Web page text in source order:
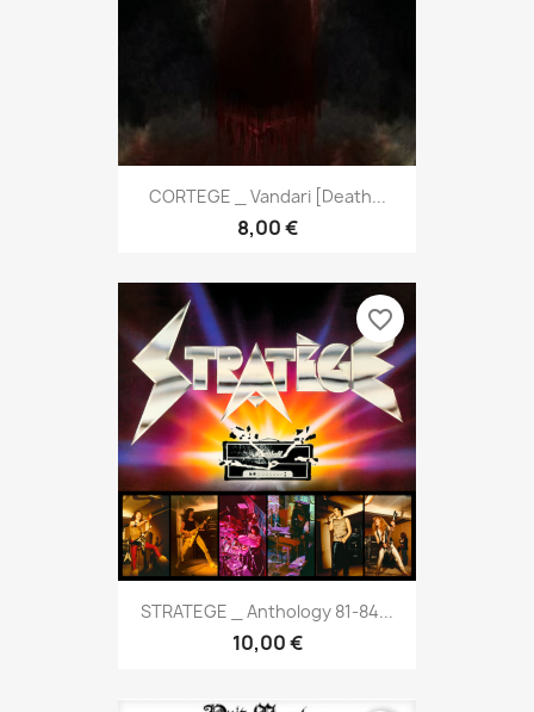
CORTEGE _ Vandari [Death...
8,00 €
STRATEGE _ Anthology 81-84...
10,00 €
favorite_border